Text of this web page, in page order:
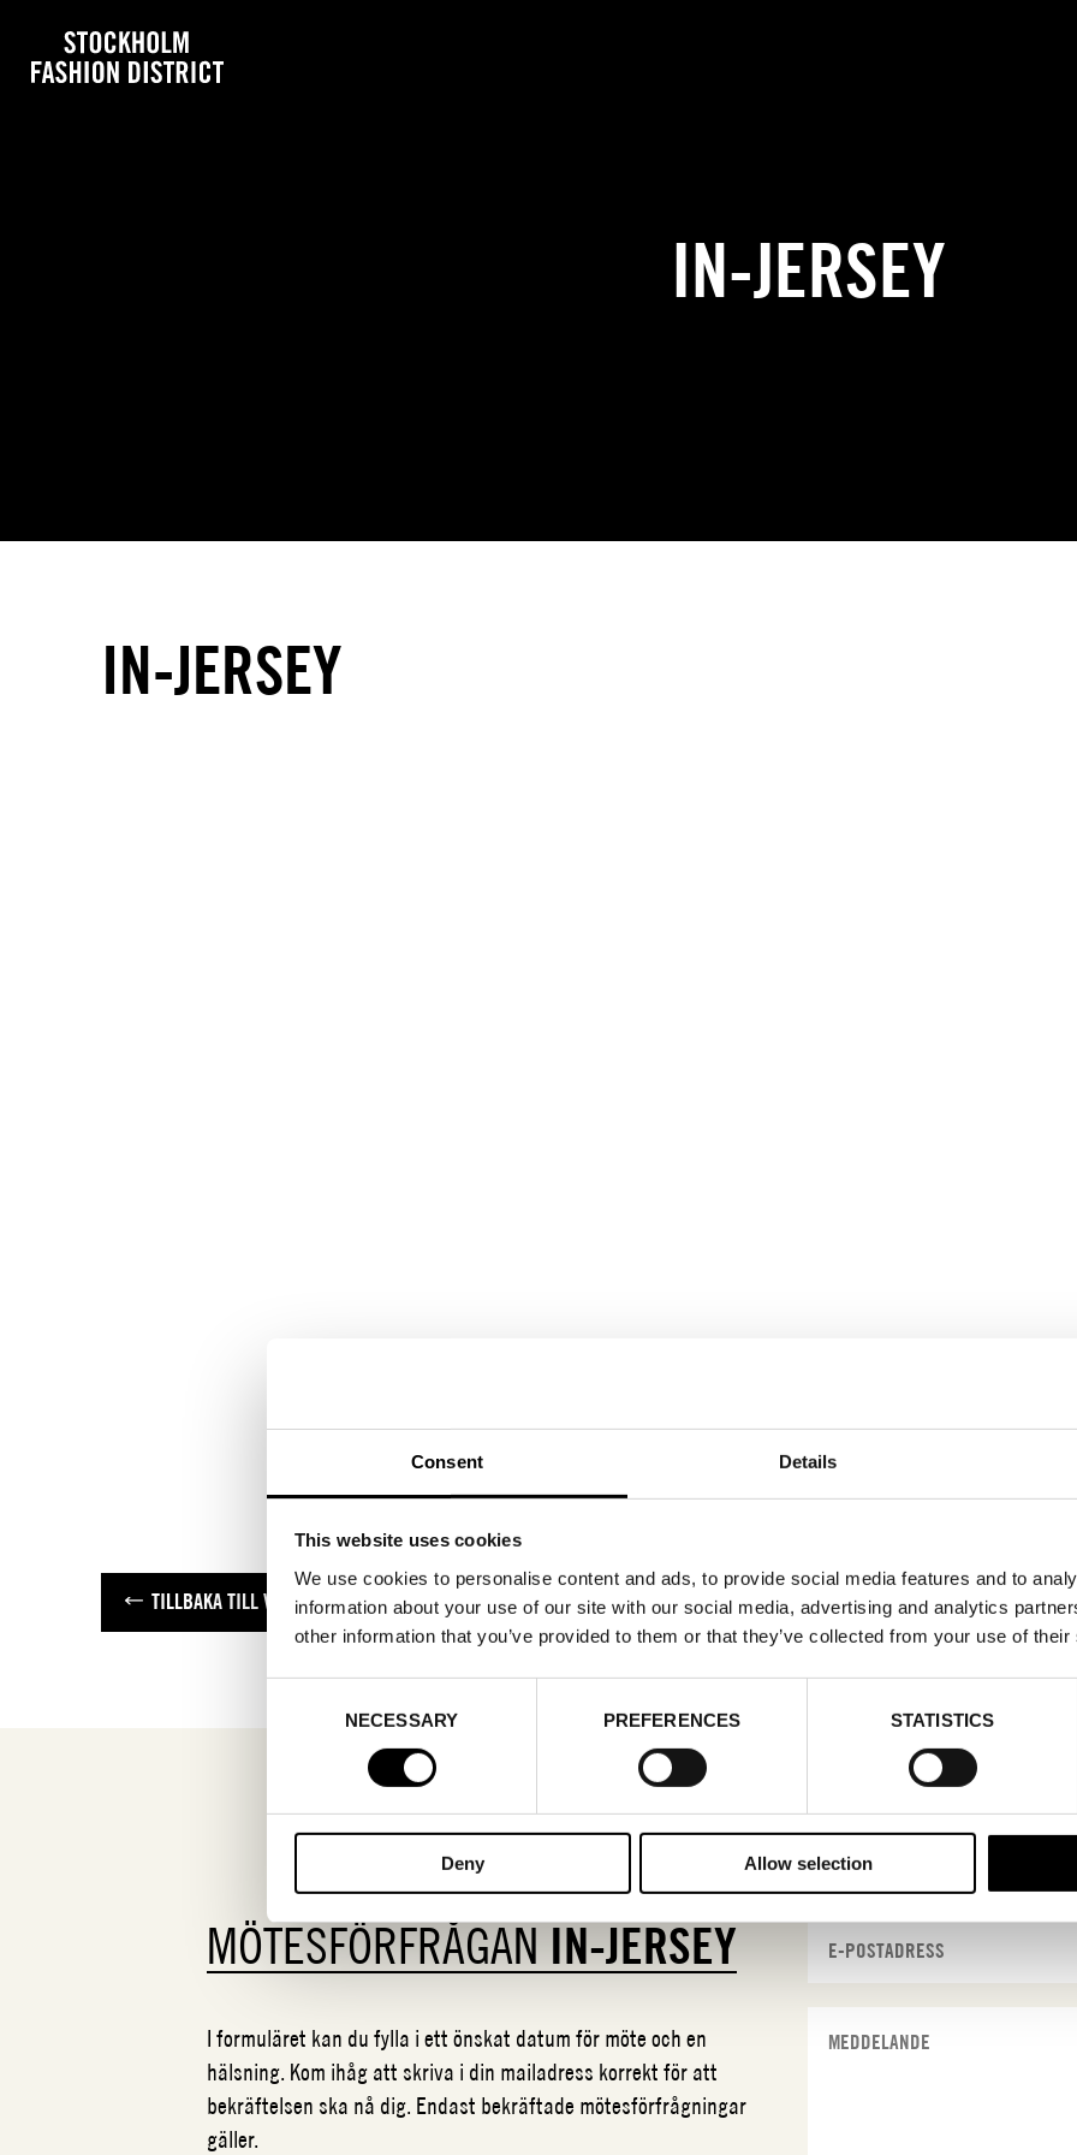
Consent Details
This website uses cookies
We use cookies to personalise content and ads, to provide social media features and to
information about your use of our site with our social media, advertising and analytics
other information that you’ve provided to them or that they’ve collected from your use of
NECESSARY PREFERENCES STATISTICS
Deny Allow selection
IN-JERSEY
IN-JERSEY
TILLBAKA TILL VARUMÄRKEN
MÖTESFÖRFRÅGANIN-JERSEY
I formuläret kan du fylla i ett önskat datum för möte och en
hälsning. Kom ihåg att skriva i din mailadress korrekt för att
bekräftelsen ska nå dig. Endast bekräftade mötesförfrågningar
gäller.